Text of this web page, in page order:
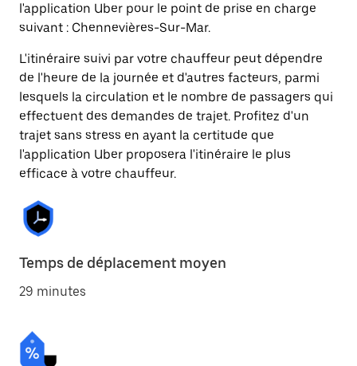
l'application Uber pour le point de prise en charge
suivant : Chennevières-Sur-Mar.
L'itinéraire suivi par votre chauffeur peut dépendre
de l'heure de la journée et d'autres facteurs, parmi
lesquels la circulation et le nombre de passagers qui
effectuent des demandes de trajet. Profitez d'un
trajet sans stress en ayant la certitude que
l'application Uber proposera l'itinéraire le plus
efficace à votre chauffeur.
Temps de déplacement moyen
29 minutes